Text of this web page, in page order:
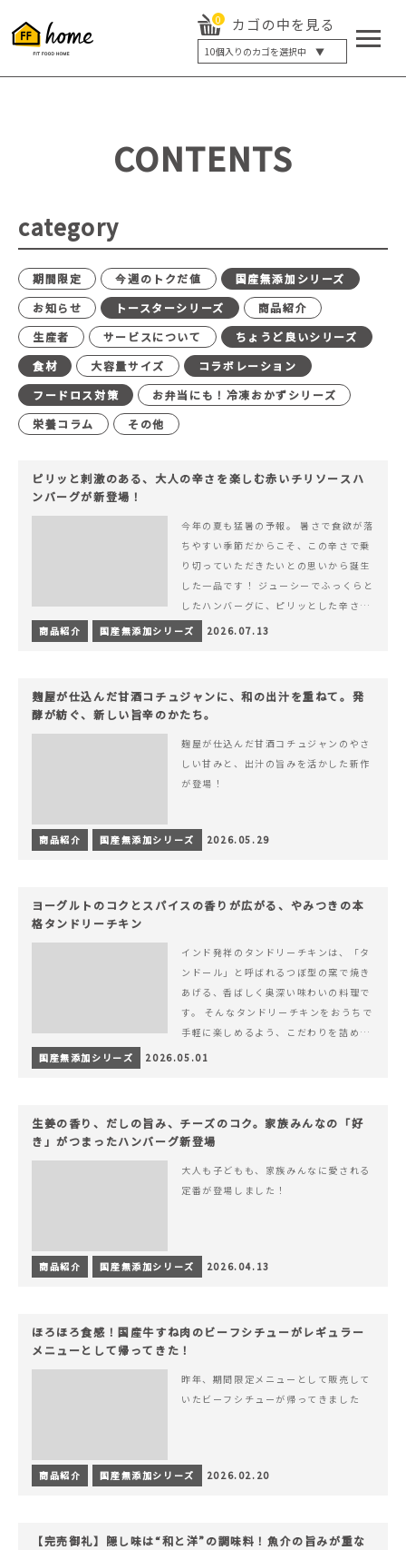
0 カゴの中を見る
10個入りのカゴを選択中 ▼
5個入り
20個入り
最大12%OFF
CONTENTS
category
期間限定 今週のトクだ値
国産無添加シリーズ
お知らせ
トースターシリーズ
商品紹介
生産者
サービスについて
ちょうど良いシリーズ
食材
大容量サイズ
コラボレーション
フードロス対策
お弁当にも！冷凍おかずシリーズ
栄養コラム
その他
ピリッと刺激のある、大人の辛さを楽しむ赤いチリソースハ
ンバーグが新登場！
今年の夏も猛暑の予報。 暑さで食欲が落
ちやすい季節だからこそ、この辛さで乗
り切っていただきたいとの思いから誕生
した一品です！ ジューシーでふっくらと
したハンバーグに、ピリッとした辛さと
コク深い旨みが楽しめる特製チリソース
&hellip; 続きを読む ピリッと刺激のあ
商品紹介 国産無添加シリーズ 2026.07.13
麹屋が仕込んだ甘酒コチュジャンに、和の出汁を重ねて。発
酵が紡ぐ、新しい旨辛のかたち。
麹屋が仕込んだ甘酒コチュジャンのやさ
しい甘みと、出汁の旨みを活かした新作
が登場！
商品紹介 国産無添加シリーズ 2026.05.29
ヨーグルトのコクとスパイスの香りが広がる、やみつきの本
格タンドリーチキン
インド発祥のタンドリーチキンは、「タ
ンドール」と呼ばれるつぼ型の窯で焼き
あげる、香ばしく奥深い味わいの料理で
す。 そんなタンドリーチキンをおうちで
手軽に楽しめるよう、こだわりを詰め込
んで仕上げました。 様々なシーンでお召
国産無添加シリーズ 2026.05.01
生姜の香り、だしの旨み、チーズのコク。家族みんなの「好
き」がつまったハンバーグ新登場
大人も子どもも、家族みんなに愛される
定番が登場しました！
商品紹介 国産無添加シリーズ 2026.04.13
ほろほろ食感！国産牛すね肉のビーフシチューがレギュラー
メニューとして帰ってきた！
昨年、期間限定メニューとして販売して
いたビーフシチューが帰ってきました
商品紹介 国産無添加シリーズ 2026.02.20
【完売御礼】隠し味は“和と洋”の調味料！魚介の旨みが重な